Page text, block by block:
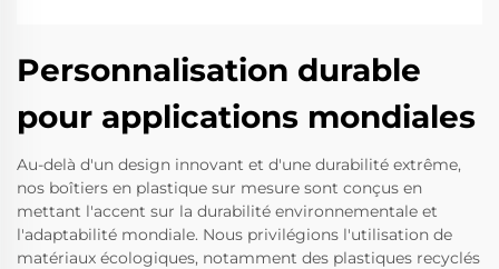
Personnalisation durable
pour applications mondiales
Au-delà d'un design innovant et d'une durabilité extrême,
nos boîtiers en plastique sur mesure sont conçus en
mettant l'accent sur la durabilité environnementale et
l'adaptabilité mondiale. Nous privilégions l'utilisation de
matériaux écologiques, notamment des plastiques recyclés